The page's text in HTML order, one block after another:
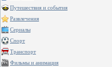
Путешествия и события
Развлечения
Сериалы
Спорт
Транспорт
Фильмы и анимация